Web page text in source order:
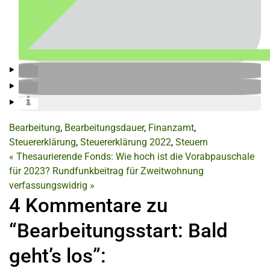
Bearbeitung, Bearbeitungsdauer, Finanzamt,
Steuererklärung, Steuererklärung 2022, Steuern
« Thesaurierende Fonds: Wie hoch ist die Vorabpauschale
für 2023? Rundfunkbeitrag für Zweitwohnung
verfassungswidrig »
4 Kommentare zu
“Bearbeitungsstart: Bald
geht’s los”: